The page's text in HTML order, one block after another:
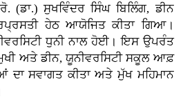
ਸੁਖਵਿੰਦਰ ਸਿੰਘ ਬਿਲਿੰਗ, ਡੀਨ
ਹੇਠ ਆਯੋਜਿਤ ਕੀਤਾ ਗਿਆ।
ਧੁਨੀ ਨਾਲ ਹੋਈ। ਇਸ ਉਪਰੰਤ
ਅਤੇ ਡੀਨ, ਯੂਨੀਵਰਸਿਟੀ ਸਕੂਲ ਆਫ਼
ਦਾ ਸਵਾਗਤ ਕੀਤਾ ਅਤੇ ਮੁੱਖ ਮਹਿਮਾਨ